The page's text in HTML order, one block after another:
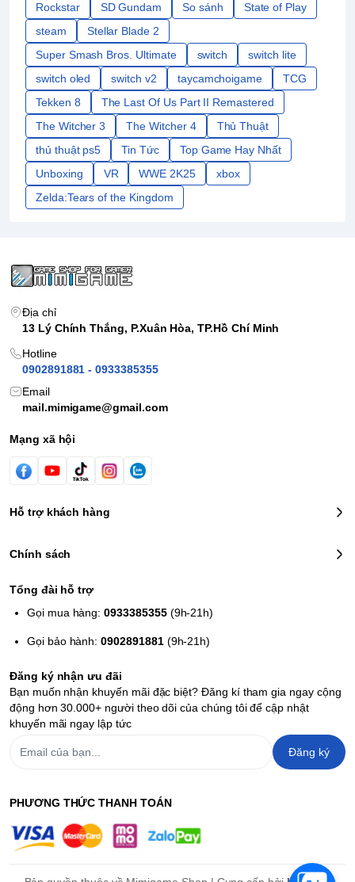
Rockstar
SD Gundam So sánh
State of Play
steam
Stellar Blade 2
Super Smash Bros. Ultimate
switch
switch lite
switch oled
switch v2 taycamchoigame
TCG
Tekken 8
The Last Of Us Part II Remastered
The Witcher 3
The Witcher 4
Thủ Thuật
thủ thuật ps5
Tin Tức
Top Game Hay Nhất
Unboxing
VR WWE 2K25
xbox
Zelda:Tears of the Kingdom
Địa chỉ
13 Lý Chính Thắng, P.Xuân Hòa, TP.Hồ Chí Minh
Hotline
0902891881 - 0933385355
Email
mail.mimigame@gmail.com
Mạng xã hội
Hỗ trợ khách hàng
Chính sách
Tổng đài hỗ trợ
Gọi mua hàng:0933385355(9h-21h)
Gọi bảo hành:0902891881(9h-21h)
Đăng ký nhận ưu đãi
Bạn muốn nhận khuyến mãi đặc biệt? Đăng kí tham gia ngay cộng
động hơn 30.000+ người theo dõi của chúng tôi để cập nhật
khuyến mãi ngay lập tức
Đăng ký
PHƯƠNG THỨC THANH TOÁN